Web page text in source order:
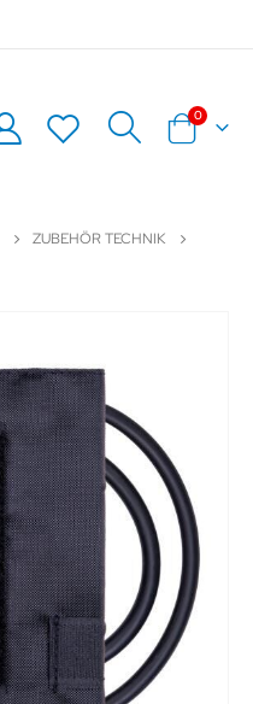
Warenkorb
0Artikel
ZUBEHÖR TECHNIK